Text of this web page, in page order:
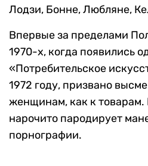
Лодзи, Бонне, Любляне,
Впервые за пределами
1970-х, когда появились
«Потребительское
1972 году, призвано
женщинам, как к товарам.
нарочито пародирует
порнографии.